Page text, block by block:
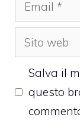
Sito
web
Salva il
questo